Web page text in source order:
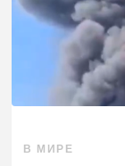
В МИРЕ